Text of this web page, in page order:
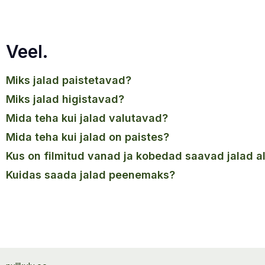
Veel.
miks jalad paistetavad?
miks jalad higistavad?
mida teha kui jalad valutavad?
mida teha kui jalad on paistes?
kus on filmitud vanad ja kobedad saavad jalad
kuidas saada jalad peenemaks?